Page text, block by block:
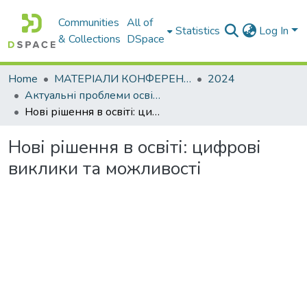
Communities
& Collections
All of
DSpace
Statistics Log In
Home МАТЕРІАЛИ КОНФЕРЕНЦІЙ
2024
Актуальні проблеми освітньо-виховного процесу та шляхи їх вирішення в умовах сучасних викликів
Нові рішення в освіті: цифрові виклики та можливості
Нові рішення в освіті: цифрові
виклики та можливості